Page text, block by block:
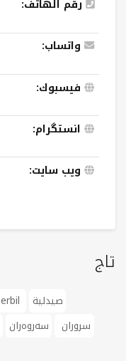
رقم الهاتف:
واتساب:
فيسبوك:
انستگرام:
ویب سایت:
تاج
erbil
صيدلية
سروران
سەروەران